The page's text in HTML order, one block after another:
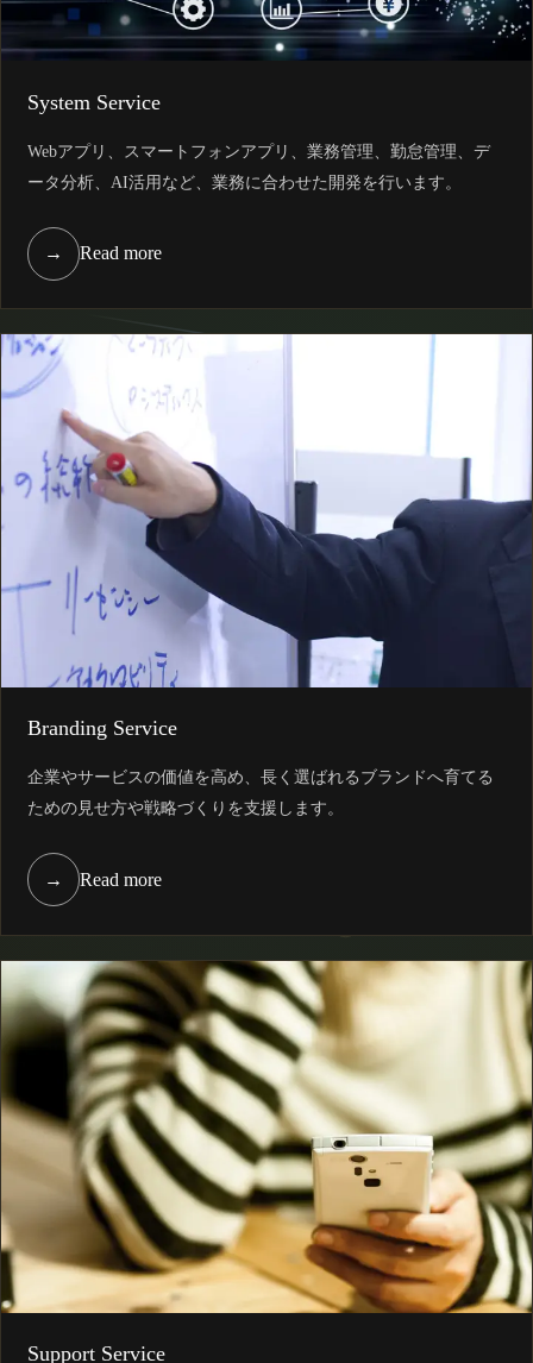
System Service
Webアプリ、スマートフォンアプリ、業務管理、勤怠管理、デ
ータ分析、AI活用など、業務に合わせた開発を行います。
→ Read more
Branding Service
企業やサービスの価値を高め、長く選ばれるブランドへ育てる
ための見せ方や戦略づくりを支援します。
→ Read more
Support Service